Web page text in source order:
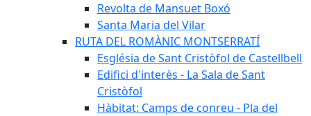
Revolta de Mansuet Boxó
Santa Maria del Vilar
RUTA DEL ROMÀNIC MONTSERRATÍ
Església de Sant Cristòfol de Castellbell
Edifici d'interès - La Sala de Sant
Cristòfol
Hàbitat: Camps de conreu - Pla del